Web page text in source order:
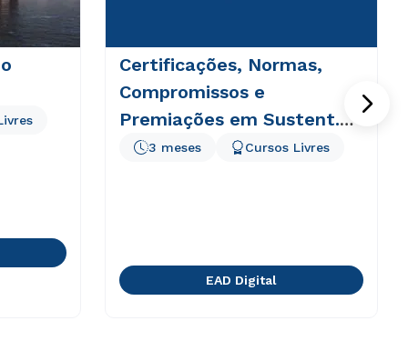
Certificações, Normas,
Compromissos e
Premiações em Sustent.
Empresarial
3 meses Cursos Livres
EAD Digital